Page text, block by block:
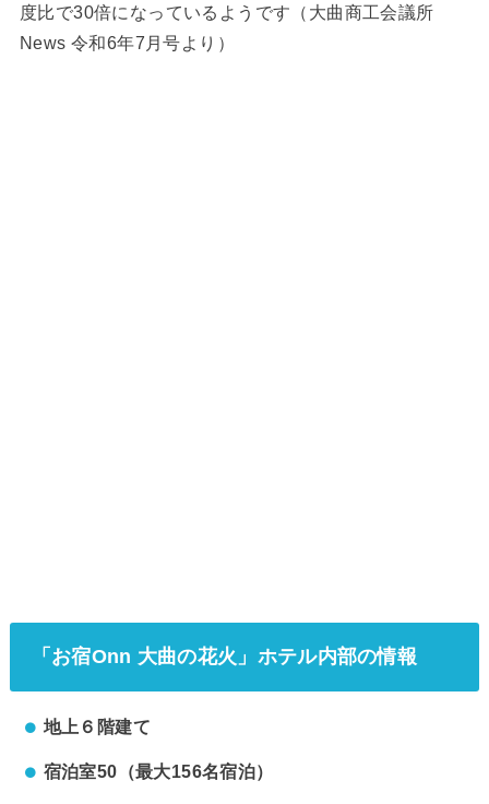
度比で30倍になっているようです（大曲商工会議所
News 令和6年7月号より）
「お宿Onn 大曲の花火」ホテル内部の情報
地上６階建て
宿泊室50（最大156名宿泊）